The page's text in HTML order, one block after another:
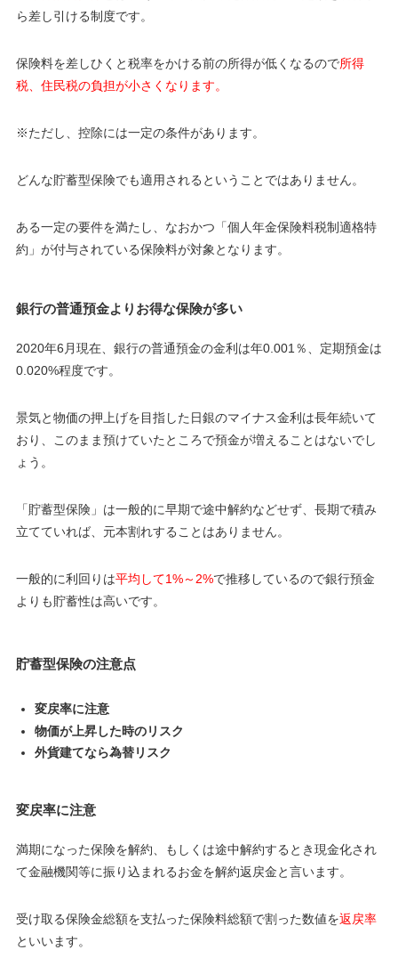
ら差し引ける制度です。
保険料を差しひくと税率をかける前の所得が低くなるので所得
税、住民税の負担が小さくなります。
※ただし、控除には一定の条件があります。
どんな貯蓄型保険でも適用されるということではありません。
ある一定の要件を満たし、なおかつ「個人年金保険料税制適格特
約」が付与されている保険料が対象となります。
銀行の普通預金よりお得な保険が多い
2020年6月現在、銀行の普通預金の金利は年0.001％、定期預金は
0.020%程度です。
景気と物価の押上げを目指した日銀のマイナス金利は長年続いて
おり、このまま預けていたところで預金が増えることはないでし
ょう。
「貯蓄型保険」は一般的に早期で途中解約などせず、長期で積み
立てていれば、元本割れすることはありません。
一般的に利回りは平均して1%～2%で推移しているので銀行預金
よりも貯蓄性は高いです。
貯蓄型保険の注意点
変戻率に注意
物価が上昇した時のリスク
外貨建てなら為替リスク
変戻率に注意
満期になった保険を解約、もしくは途中解約するとき現金化され
て金融機関等に振り込まれるお金を解約返戻金と言います。
受け取る保険金総額を支払った保険料総額で割った数値を返戻率
といいます。